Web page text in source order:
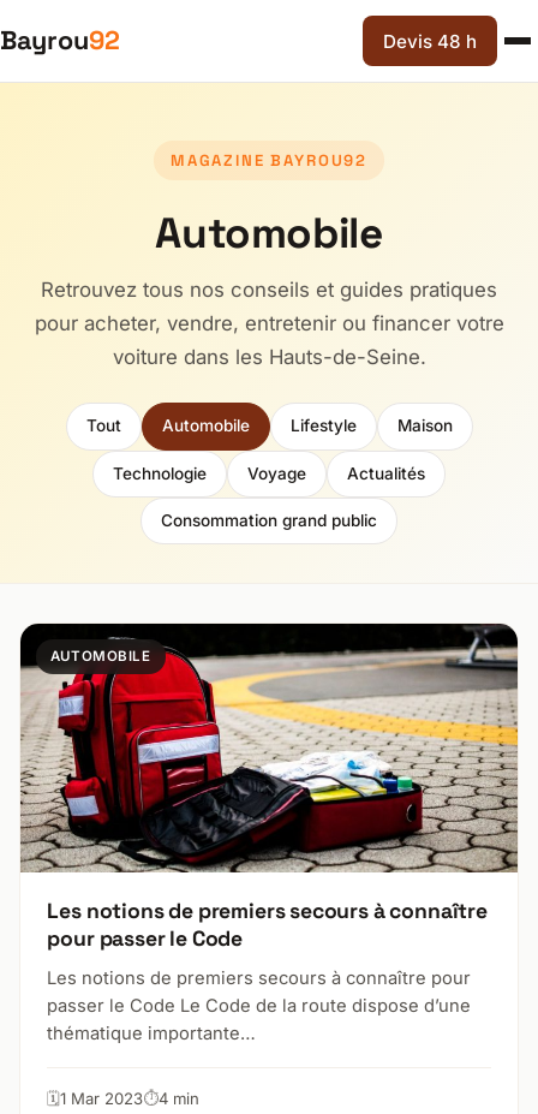
Bayrou92 Devis 48 h
MAGAZINE BAYROU92
Automobile
Retrouvez tous nos conseils et guides pratiques
pour acheter, vendre, entretenir ou financer votre
voiture dans les Hauts-de-Seine.
Tout Automobile Lifestyle Maison
Technologie Voyage Actualités
Consommation grand public
AUTOMOBILE
Les notions de premiers secours à connaître
pour passer le Code
Les notions de premiers secours à connaître pour
passer le Code Le Code de la route dispose d’une
thématique importante…
1 Mar 2023 4 min